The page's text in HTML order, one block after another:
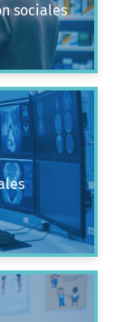
sociales